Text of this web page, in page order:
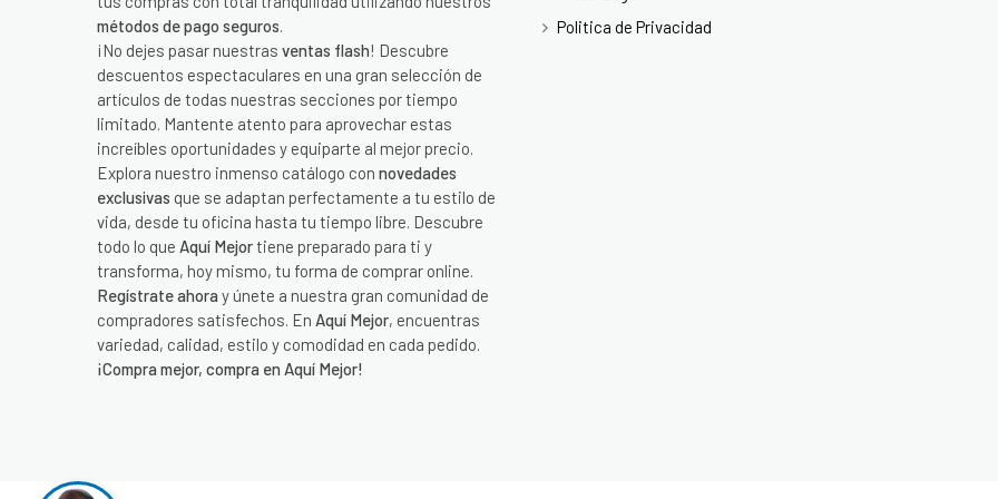
métodos de pago seguros.
¡No dejes pasar nuestras ventas flash! Descubre
descuentos espectaculares en una gran selección de
artículos de todas nuestras secciones por tiempo
limitado. Mantente atento para aprovechar estas
increíbles oportunidades y equiparte al mejor precio.
Explora nuestro inmenso catálogo con novedades
exclusivas que se adaptan perfectamente a tu estilo de
vida, desde tu oficina hasta tu tiempo libre. Descubre
todo lo que Aquí Mejortiene preparado para ti y
transforma, hoy mismo, tu forma de comprar online.
Regístrate ahora y únete a nuestra gran comunidad de
compradores satisfechos. En Aquí Mejor, encuentras
variedad, calidad, estilo y comodidad en cada pedido.
¡Compra mejor, compra en Aquí Mejor!
Politica de Privacidad